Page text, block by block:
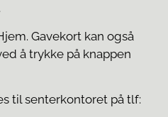
Gavekort kan også
å trykke på knappen
til senterkontoret på tlf: